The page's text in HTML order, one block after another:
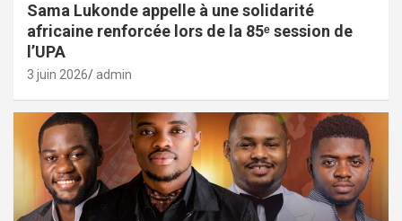
Sama Lukonde appelle à une solidarité
africaine renforcée lors de la 85ᵉ session de
l’UPA
3 juin 2026 admin